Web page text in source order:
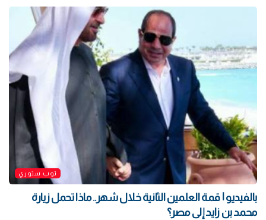
توب ستوري
بالفيديو | قمة العلمين الثانية خلال شهر.. ماذا تحمل زيارة
محمد بن زايد إلى مصر؟